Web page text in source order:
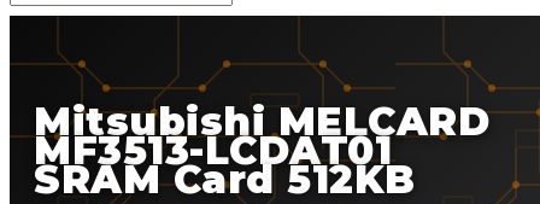
Mitsubishi MELCARD
MF3513-LCDAT01
SRAM Card 512KB